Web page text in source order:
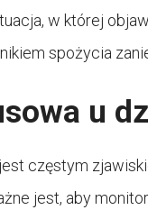
w której
spożycia
u
częstym
jest, aby